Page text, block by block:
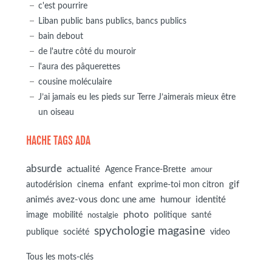
c'est pourrire
Liban public bans publics, bancs publics
bain debout
de l'autre côté du mouroir
l'aura des pâquerettes
cousine moléculaire
J’ai jamais eu les pieds sur Terre J’aimerais mieux être
un oiseau
HACHE TAGS ADA
absurde actualité Agence France-Brette amour
autodérision cinema enfant exprime-toi mon citron
gif
animés avez-vous donc une ame
humour identité
image mobilité nostalgie photo politique
santé
publique
société spychologie magasine video
Tous les mots-clés